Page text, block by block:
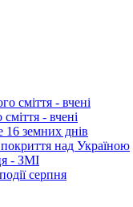
- вчені
16 земних днів
покриття над Україною
- ЗМІ
серпня